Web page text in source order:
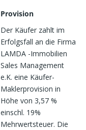
Provision
Der Käufer zahlt im
Erfolgsfall an die Firma
LAMDA -Immobilien
Sales Management
e.K. eine Käufer-
Maklerprovision in
Höhe von 3,57 %
einschl. 19%
Mehrwertsteuer. Die